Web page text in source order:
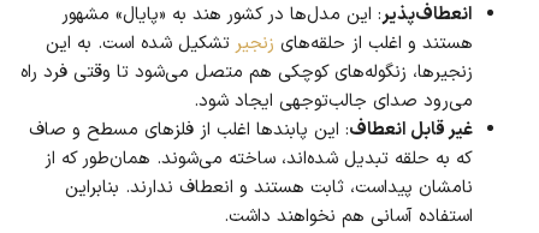
انعطاف‌پذیر: این مدل‌ها در کشور هند به «پایال» مشهور
هستند و اغلب از حلقه‌های زنجیر تشکیل شده است. به این
زنجیرها، زنگوله‌های کوچکی هم متصل می‌شود تا وقتی فرد راه
می‌رود صدای جالب‌توجهی ایجاد شود.
غیر قابل انعطاف: این پابندها اغلب از فلزهای مسطح و صاف
که به حلقه تبدیل شده‌اند، ساخته می‌شوند. همان‌طور که از
نامشان پیداست، ثابت هستند و انعطاف ندارند. بنابراین
استفاده آسانی هم نخواهند داشت.